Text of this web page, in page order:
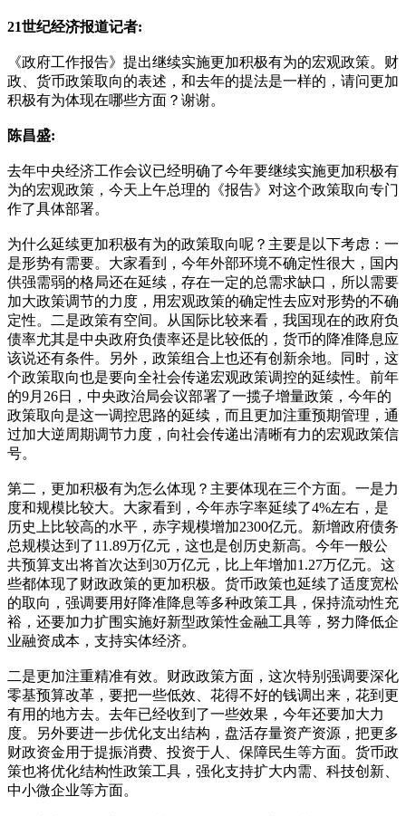
21世纪经济报道记者:
《政府工作报告》提出继续实施更加积极有为的宏观政策。财
政、货币政策取向的表述，和去年的提法是一样的，请问更加
积极有为体现在哪些方面？谢谢。
陈昌盛:
去年中央经济工作会议已经明确了今年要继续实施更加积极有
为的宏观政策，今天上午总理的《报告》对这个政策取向专门
作了具体部署。
为什么延续更加积极有为的政策取向呢？主要是以下考虑：一
是形势有需要。大家看到，今年外部环境不确定性很大，国内
供强需弱的格局还在延续，存在一定的总需求缺口，所以需要
加大政策调节的力度，用宏观政策的确定性去应对形势的不确
定性。二是政策有空间。从国际比较来看，我国现在的政府负
债率尤其是中央政府负债率还是比较低的，货币的降准降息应
该说还有条件。另外，政策组合上也还有创新余地。同时，这
个政策取向也是要向全社会传递宏观政策调控的延续性。前年
的9月26日，中央政治局会议部署了一揽子增量政策，今年的
政策取向是这一调控思路的延续，而且更加注重预期管理，通
过加大逆周期调节力度，向社会传递出清晰有力的宏观政策信
号。
第二，更加积极有为怎么体现？主要体现在三个方面。一是力
度和规模比较大。大家看到，今年赤字率延续了4%左右，是
历史上比较高的水平，赤字规模增加2300亿元。新增政府债务
总规模达到了11.89万亿元，这也是创历史新高。今年一般公
共预算支出将首次达到30万亿元，比上年增加1.27万亿元。这
些都体现了财政政策的更加积极。货币政策也延续了适度宽松
的取向，强调要用好降准降息等多种政策工具，保持流动性充
裕，还要加力扩围实施好新型政策性金融工具等，努力降低企
业融资成本，支持实体经济。
二是更加注重精准有效。财政政策方面，这次特别强调要深化
零基预算改革，要把一些低效、花得不好的钱调出来，花到更
有用的地方去。去年已经收到了一些效果，今年还要加大力
度。另外要进一步优化支出结构，盘活存量资产资源，把更多
财政资金用于提振消费、投资于人、保障民生等方面。货币政
策也将优化结构性政策工具，强化支持扩大内需、科技创新、
中小微企业等方面。